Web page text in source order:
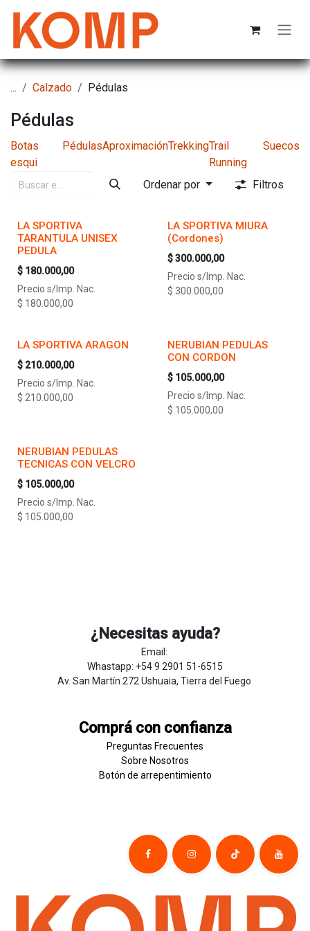
... Calzado Pédulas
Pédulas
Botas
esqui
PédulasAproximaciónTrekkingTrail
Running
Suecos
Ordenar por Filtros
LA SPORTIVA
TARANTULA UNISEX
PEDULA
$ 180.000,00
Precio s/Imp. Nac.
$ 180.000,00
LA SPORTIVA MIURA
(Cordones)
$300.000,00
Precio s/Imp. Nac.
$ 300.000,00
LA SPORTIVA ARAGON
$ 210.000,00
Precio s/Imp. Nac.
$ 210.000,00
NERUBIAN PEDULAS
CON CORDON
$ 105.000,00
Precio s/Imp. Nac.
$ 105.000,00
NERUBIAN PEDULAS
TECNICAS CON VELCRO
$ 105.000,00
Precio s/Imp. Nac.
$ 105.000,00
¿Necesitas ayuda?
Email:
Whastapp: +54 9 2901 51-6515
Av. San Martín 272 Ushuaia, Tierra del Fuego
Comprá con confianza
Preguntas Frecuentes
Sobre Nosotros
Botón de ​arrepentim​​​iento